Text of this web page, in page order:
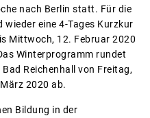
nach Berlin statt. Für die
eine 4-Tages Kurzkur
Mittwoch, 12. Februar 2020
Winterprogramm rundet
Reichenhall von Freitag,
2020 ab.
Bildung in der